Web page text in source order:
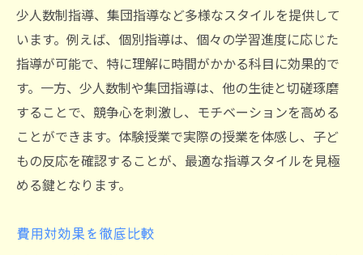
少人数制指導、集団指導など多様なスタイルを提供して
います。例えば、個別指導は、個々の学習進度に応じた
指導が可能で、特に理解に時間がかかる科目に効果的で
す。一方、少人数制や集団指導は、他の生徒と切磋琢磨
することで、競争心を刺激し、モチベーションを高める
ことができます。体験授業で実際の授業を体感し、子ど
もの反応を確認することが、最適な指導スタイルを見極
める鍵となります。
費用対効果を徹底比較